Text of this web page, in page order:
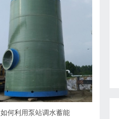
如何利用泵站调水蓄能